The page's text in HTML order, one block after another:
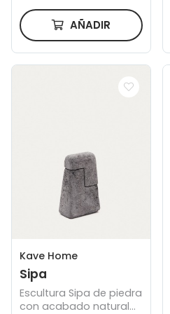
AÑADIR
Kave Home
Sipa
Escultura Sipa de piedra
con acabado natural